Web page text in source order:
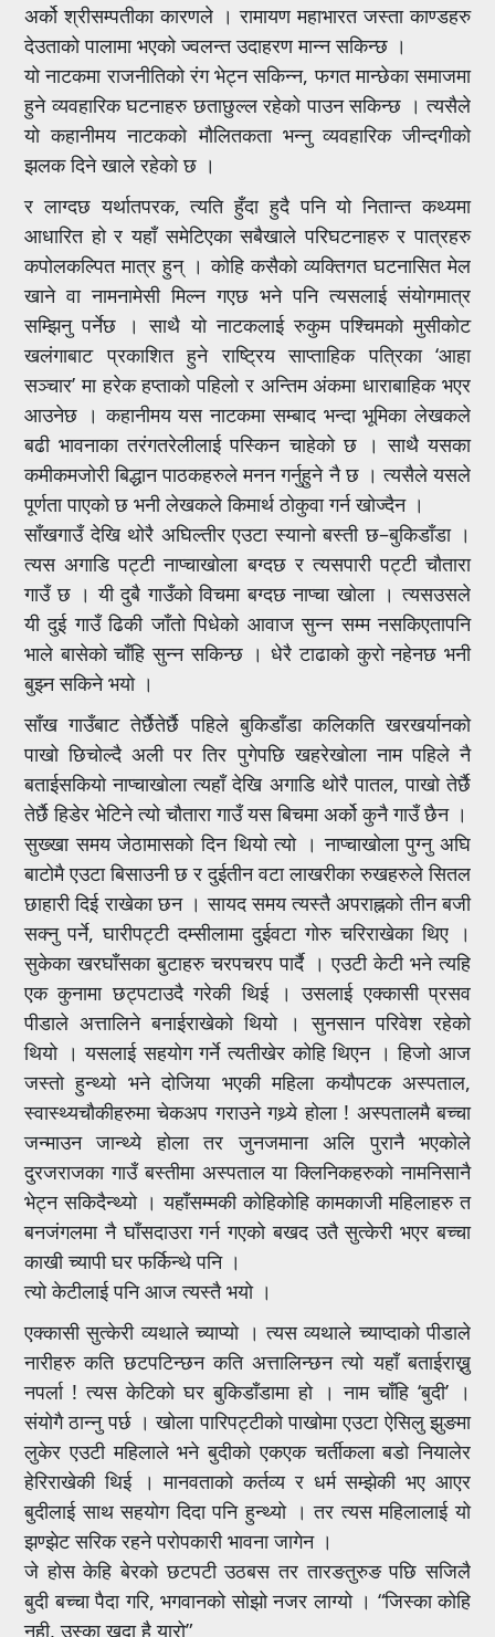
अर्को श्रीसम्पतीका कारणले । रामायण महाभारत जस्ता काण्डहरु
देउताको पालामा भएको ज्वलन्त उदाहरण मान्न सकिन्छ ।
यो नाटकमा राजनीतिको रंग भेट्न सकिन्न, फगत मान्छेका समाजमा
हुने व्यवहारिक घटनाहरु छताछुल्ल रहेको पाउन सकिन्छ । त्यसैले
यो कहानीमय नाटकको मौलितकता भन्नु व्यवहारिक जीन्दगीको
झलक दिने खाले रहेको छ ।
र लाग्दछ यर्थातपरक, त्यति हुँदा हुदै पनि यो नितान्त कथ्यमा
आधारित हो र यहाँ समेटिएका सबैखाले परिघटनाहरु र पात्रहरु
कपोलकल्पित मात्र हुन् । कोहि कसैको व्यक्तिगत घटनासित मेल
खाने वा नामनामेसी मिल्न गएछ भने पनि त्यसलाई संयोगमात्र
सम्झिनु पर्नेछ । साथै यो नाटकलाई रुकुम पश्चिमको मुसीकोट
खलंगाबाट प्रकाशित हुने राष्ट्रिय साप्ताहिक पत्रिका ‘आहा
सञ्चार’ मा हरेक हप्ताको पहिलो र अन्तिम अंकमा धाराबाहिक भएर
आउनेछ । कहानीमय यस नाटकमा सम्बाद भन्दा भूमिका लेखकले
बढी भावनाका तरंगतरेलीलाई पस्किन चाहेको छ । साथै यसका
कमीकमजोरी बिद्धान पाठकहरुले मनन गर्नुहुने नै छ । त्यसैले यसले
पूर्णता पाएको छ भनी लेखकले किमार्थ ठोकुवा गर्न खोज्दैन ।
साँखगाउँ देखि थोरै अघिल्तीर एउटा स्यानो बस्ती छ–बुकिडाँडा ।
त्यस अगाडि पट्टी नाप्चाखोला बग्दछ र त्यसपारी पट्टी चौतारा
गाउँ छ । यी दुबै गाउँको विचमा बग्दछ नाप्चा खोला । त्यसउसले
यी दुई गाउँ ढिकी जाँतो पिधेको आवाज सुन्न सम्म नसकिएतापनि
भाले बासेको चाँहि सुन्न सकिन्छ । धेरै टाढाको कुरो नहेनछ भनी
बुझ्न सकिने भयो ।
साँख गाउँबाट तेर्छैतेर्छै पहिले बुकिडाँडा कलिकति खरखर्यानको
पाखो छिचोल्दै अली पर तिर पुगेपछि खहरेखोला नाम पहिले नै
बताईसकियो नाप्चाखोला त्यहाँ देखि अगाडि थोरै पातल, पाखो तेर्छै
तेर्छै हिडेर भेटिने त्यो चौतारा गाउँ यस बिचमा अर्को कुनै गाउँ छैन ।
सुख्खा समय जेठामासको दिन थियो त्यो । नाप्चाखोला पुग्नु अघि
बाटोमै एउटा बिसाउनी छ र दुईतीन वटा लाखरीका रुखहरुले सितल
छाहारी दिई राखेका छन । सायद समय त्यस्तै अपराह्नको तीन बजी
सक्नु पर्ने, घारीपट्टी दम्सीलामा दुईवटा गोरु चरिराखेका थिए ।
सुकेका खरघाँसका बुटाहरु चरपचरप पार्दै । एउटी केटी भने त्यहि
एक कुनामा छट्पटाउदै गरेकी थिई । उसलाई एक्कासी प्रसव
पीडाले अत्तालिने बनाईराखेको थियो । सुनसान परिवेश रहेको
थियो । यसलाई सहयोग गर्ने त्यतीखेर कोहि थिएन । हिजो आज
जस्तो हुन्थ्यो भने दोजिया भएकी महिला कयौपटक अस्पताल,
स्वास्थ्यचौकीहरुमा चेकअप गराउने गथ्र्ये होला ! अस्पतालमै बच्चा
जन्माउन जान्थ्ये होला तर जुनजमाना अलि पुरानै भएकोले
दुरजराजका गाउँ बस्तीमा अस्पताल या क्लिनिकहरुको नामनिसानै
भेट्न सकिदैन्थ्यो । यहाँसम्मकी कोहिकोहि कामकाजी महिलाहरु त
बनजंगलमा नै घाँसदाउरा गर्न गएको बखद उतै सुत्केरी भएर बच्चा
काखी च्यापी घर फर्किन्थे पनि ।
त्यो केटीलाई पनि आज त्यस्तै भयो ।
एक्कासी सुत्केरी व्यथाले च्याप्यो । त्यस व्यथाले च्याप्दाको पीडाले
नारीहरु कति छटपटिन्छन कति अत्तालिन्छन त्यो यहाँ बताईराख्नु
नपर्ला ! त्यस केटिको घर बुकिडाँडामा हो । नाम चाँहि ‘बुदी’ ।
संयोगै ठान्नु पर्छ । खोला पारिपट्टीको पाखोमा एउटा ऐसिलु झुङमा
लुकेर एउटी महिलाले भने बुदीको एकएक चर्तीकला बडो नियालेर
हेरिराखेकी थिई । मानवताको कर्तव्य र धर्म सम्झेकी भए आएर
बुदीलाई साथ सहयोग दिदा पनि हुन्थ्यो । तर त्यस महिलालाई यो
झण्झेट सरिक रहने परोपकारी भावना जागेन ।
जे होस केहि बेरको छटपटी उठबस तर तारङतुरुङ पछि सजिलै
बुदी बच्चा पैदा गरि, भगवानको सोझो नजर लाग्यो । “जिस्का कोहि
नही, उस्का खुदा है यारो”